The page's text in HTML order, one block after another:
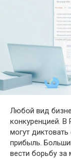
Любой вид
конкуренцией. В
могут
прибыль.
вести борьбу за